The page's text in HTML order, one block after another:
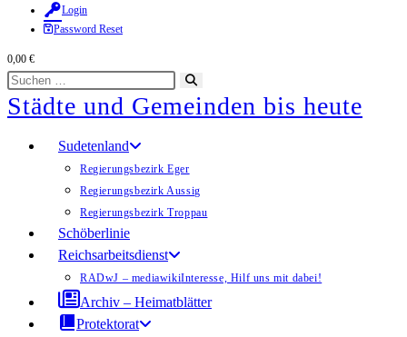
Inhalt
springen
Login
Password Reset
0,00 €
Diese
Website
durchsuchen
starten
Städte und Gemeinden bis heute
Sudetenland
Regierungsbezirk Eger
Regierungsbezirk Aussig
Regierungsbezirk Troppau
Schöberlinie
Reichsarbeitsdienst
RADwJ – mediawikiInteresse, Hilf uns mit dabei!
Archiv – Heimatblätter
Protektorat